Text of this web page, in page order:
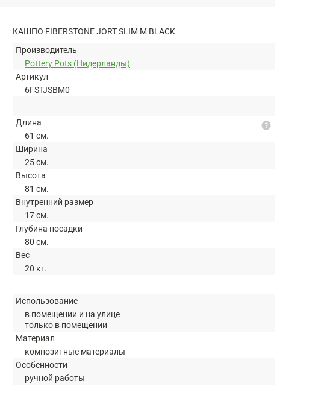
КАШПО FIBERSTONE JORT SLIM M BLACK
Производитель
Pottery Pots (Нидерланды)
Артикул
6FSTJSBM0
Длина
61 см.
Ширина
25 см.
Высота
81 см.
Внутренний размер
17 см.
Глубина посадки
80 см.
Вес
20 кг.
help
Использование
в помещении и на улице
только в помещении
Материал
композитные материалы
Особенности
ручной работы